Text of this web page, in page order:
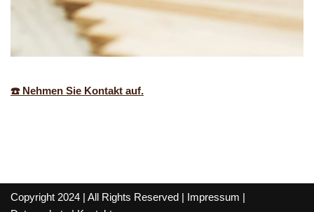
☎️ Nehmen Sie Kontakt auf.
Copyright 2024 | All Rights Reserved | Impressum |